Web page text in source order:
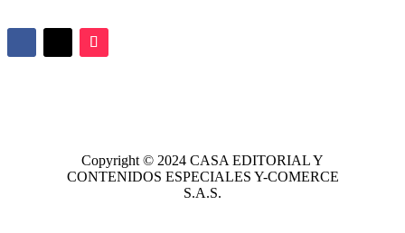
Copyright © 2024 CASA EDITORIALY
CONTENIDOS ESPECIALES Y-COMERCE
S.A.S.